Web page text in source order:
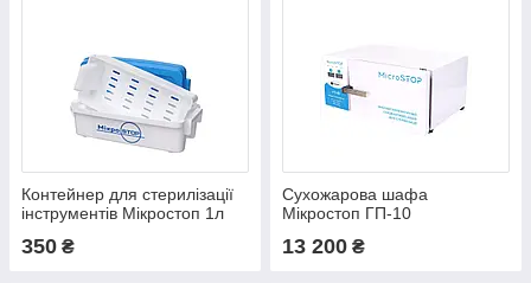
Контейнер для стерилізації
інструментів Мікростоп 1л
350 ₴
Сухожарова шафа
Мікростоп ГП-10
13 200 ₴